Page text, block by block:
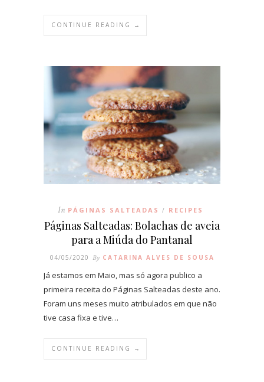
CONTINUE READING →
In PÁGINAS SALTEADAS / RECIPES
Páginas Salteadas: Bolachas de aveia
para a Miúda do Pantanal
04/05/2020 By CATARINA ALVES DE SOUSA
Já estamos em Maio, mas só agora publico a
primeira receita do Páginas Salteadas deste ano.
Foram uns meses muito atribulados em que não
tive casa fixa e tive…
CONTINUE READING →